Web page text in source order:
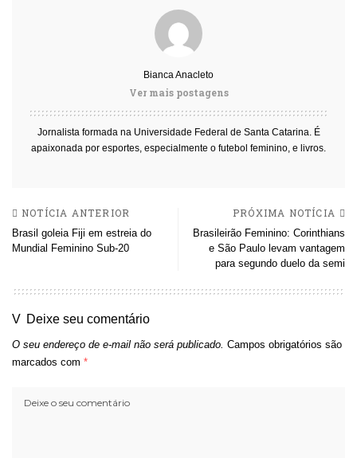
Bianca Anacleto
Ver mais postagens
Jornalista formada na Universidade Federal de Santa Catarina. É
apaixonada por esportes, especialmente o futebol feminino, e livros.
NOTÍCIA ANTERIOR
Brasil goleia Fiji em estreia do
Mundial Feminino Sub-20
PRÓXIMA NOTÍCIA
Brasileirão Feminino: Corinthians
e São Paulo levam vantagem
para segundo duelo da semi
Deixe seu comentário
O seu endereço de e-mail não será publicado. Campos obrigatórios são
marcados com *